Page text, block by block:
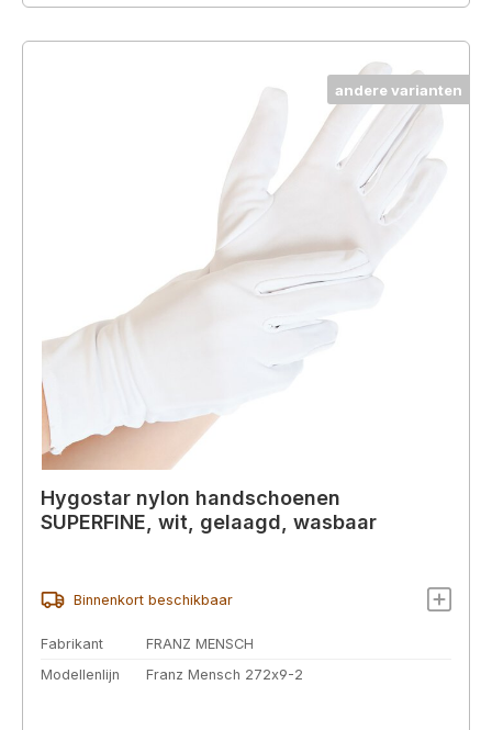
andere varianten
Hygostar nylon handschoenen
SUPERFINE, wit, gelaagd, wasbaar
Binnenkort beschikbaar
Fabrikant
FRANZ MENSCH
Modellenlijn
Franz Mensch 272x9-2